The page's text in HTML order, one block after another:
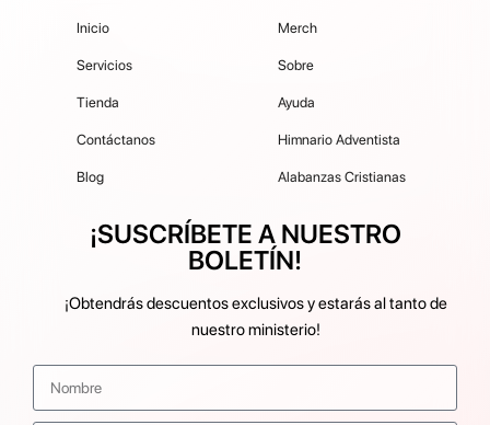
Inicio
Servicios
Tienda
Contáctanos
Blog
Merch
Sobre
Ayuda
Himnario Adventista
Alabanzas Cristianas
¡SUSCRÍBETE A NUESTRO
BOLETÍN!
¡Obtendrás descuentos exclusivos y estarás al tanto de
nuestro ministerio!